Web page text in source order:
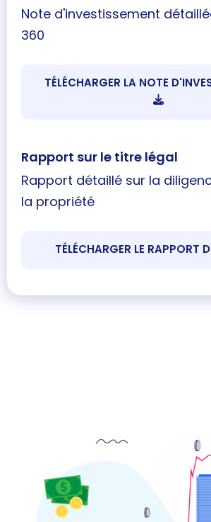
Note d'investissement
360
TÉLÉCHARGER LA NOTE
Rapport sur le titre légal
Rapport détaillé sur la
la propriété
TÉLÉCHARGER LE RAPPORT